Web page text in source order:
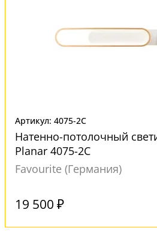
Артикул: 4075-2C
Натенно-потолочный
Planar 4075-2C
Favourite (Германия)
19 500 ₽